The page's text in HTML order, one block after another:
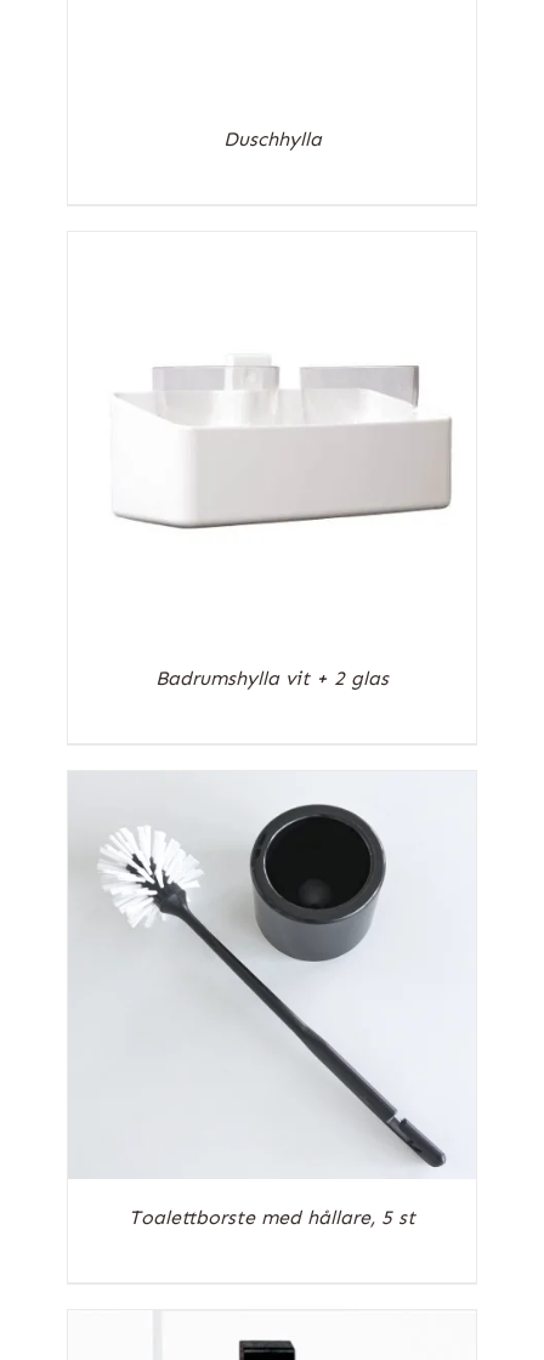
Duschhylla
Badrumshylla vit + 2 glas
Toalettborste med hållare, 5 st